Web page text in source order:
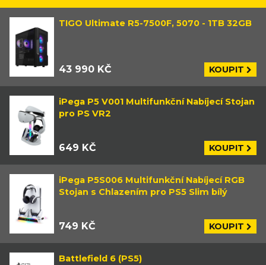
TIGO Ultimate R5-7500F, 5070 - 1TB 32GB
43 990 KČ KOUPIT
iPega P5 V001 Multifunkční Nabíjecí Stojan
pro PS VR2
649 KČ KOUPIT
iPega P5S006 Multifunkční Nabíjecí RGB
Stojan s Chlazením pro PS5 Slim bílý
749 KČ KOUPIT
Battlefield 6 (PS5)